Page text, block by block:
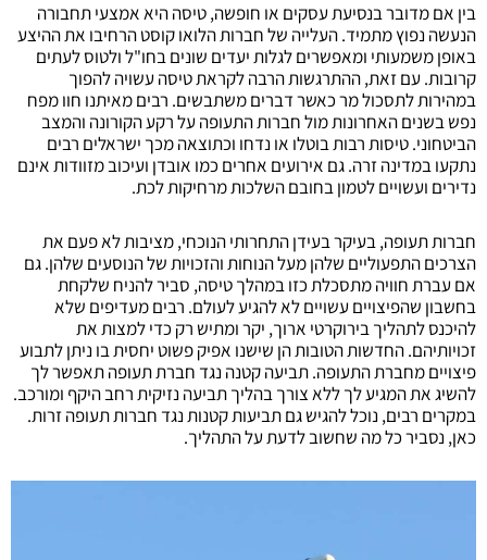
בין אם מדובר בנסיעת עסקים או חופשה, טיסה היא אמצעי תחבורה
הנעשה נפוץ מתמיד. העלייה של חברות הלואו קוסט הרחיבו את ההיצע
באופן משמעותי ומאפשרים לגלות יעדים שונים בחו"ל ולטוס לעתים
קרובות. עם זאת, ההתרגשות הרבה לקראת טיסה עשויה להפוך
במהירות לתסכול מר כאשר דברים משתבשים. רבים מאיתנו חוו מפח
נפש בשנים האחרונות מול חברות התעופה על רקע הקורונה והמצב
הביטחוני. טיסות רבות בוטלו או נדחו וכתוצאה מכך ישראלים רבים
נתקעו במדינה זרה. גם אירועים אחרים כמו אובדן ועיכוב מזוודות אינם
נדירים ועשויים לטמון בחובם השלכות מרחיקות לכת.
חברות תעופה, בעיקר בעידן התחרותי הנוכחי, מציבות לא פעם את
הצרכים התפעוליים שלהן מעל הנוחות והזכויות של הנוסעים שלהן. גם
אם עברת חוויה מתסכלת כזו במהלך טיסה, סביר להניח שלקחת
בחשבון שהפיצויים עשויים לא להגיע לעולם. רבים מעדיפים שלא
להיכנס לתהליך בירוקרטי ארוך, יקר ומתיש רק כדי למצות את
זכויותיהם. החדשות הטובות הן שישנו אפיק פשוט יחסית בו ניתן לתבוע
פיצויים מחברת התעופה. תביעה קטנה נגד חברת תעופה תאפשר לך
להשיג את המגיע לך ללא צורך בהליך תביעה נזיקית רחב היקף ומורכב.
במקרים רבים, נוכל להגיש גם תביעות קטנות נגד חברות תעופה זרות.
כאן, נסביר כל מה שחשוב לדעת על התהליך.